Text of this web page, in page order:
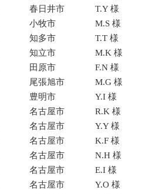
春日井市
T.Y 様
小牧市
M.S 様
知多市
T.T 様
知立市
M.K 様
田原市
F.N 様
尾張旭市
M.G 様
豊明市
Y.I 様
名古屋市
R.K 様
名古屋市
Y.Y 様
名古屋市
K.F 様
名古屋市
N.H 様
名古屋市
E.I 様
名古屋市
Y.O 様